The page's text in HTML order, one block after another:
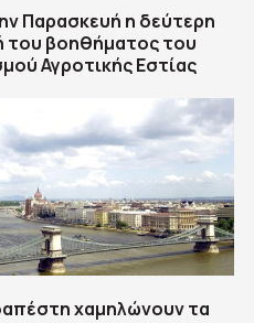
Παρασκευή η δεύτερη
του βοηθήματος του
Αγροτικής Εστίας
χαμηλώνουν τα